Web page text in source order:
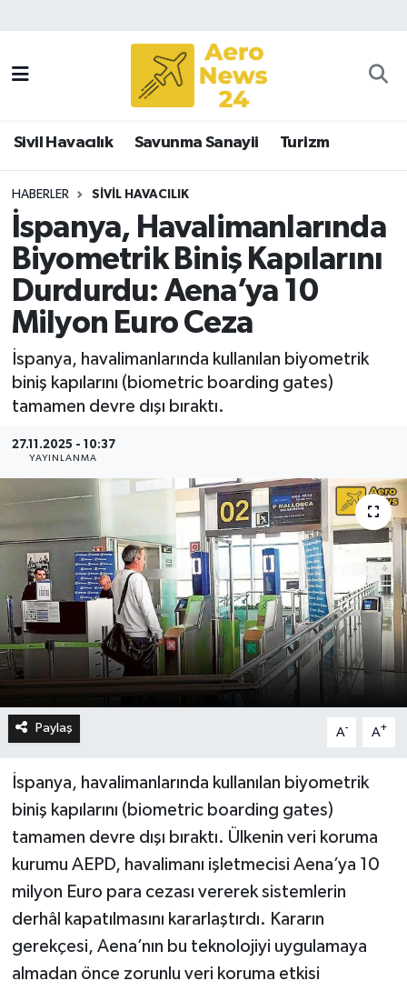
Sivil Havacılık Savunma Sanayii Turizm
HABERLER SIVIL HAVACILIK
İspanya, Havalimanlarında
Biyometrik Biniş Kapılarını
Durdurdu: Aena’ya 10
Milyon Euro Ceza
İspanya, havalimanlarında kullanılan biyometrik
biniş kapılarını (biometric boarding gates)
tamamen devre dışı bıraktı.
27.11.2025 - 10:37
YAYINLANMA
Paylaş A- A+
İspanya, havalimanlarında kullanılan biyometrik
biniş kapılarını (biometric boarding gates)
tamamen devre dışı bıraktı. Ülkenin veri koruma
kurumu AEPD, havalimanı işletmecisi Aena’ya 10
milyon Euro para cezası vererek sistemlerin
derhâl kapatılmasını kararlaştırdı. Kararın
gerekçesi, Aena’nın bu teknolojiyi uygulamaya
almadan önce zorunlu veri koruma etkisi